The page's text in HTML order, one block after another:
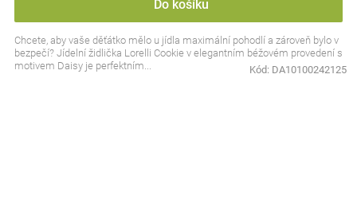
Do košíku
Chcete, aby vaše děťátko mělo u jídla maximální pohodlí a zároveň bylo v
bezpečí? Jídelní židlička Lorelli Cookie v elegantním béžovém provedení s
motivem Daisy je perfektním...
Kód: DA10100242125